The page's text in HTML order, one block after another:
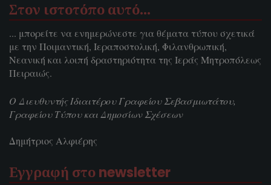
Στον ιστοτόπο αυτό…
... μπορείτε να ενημερώνεστε για θέματα τύπου σχετικά
με την Ποιμαντική, Ιεραποστολική, Φιλανθρωπική,
Νεανική και λοιπή δραστηριότητα της Ιεράς Μητροπόλεως
Πειραιώς.
Ο Διευθυντής Ιδιαιτέρου Γραφείου Σεβασμιωτάτου,
Γραφείου Τύπου και Δημοσίων Σχέσεων
Δημήτριος Αλφιέρης
Εγγραφή στο newsletter